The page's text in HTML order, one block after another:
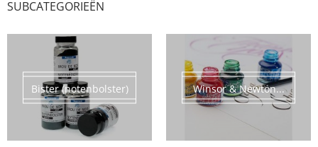
SUBCATEGORIEËN
Bister (notenbolster) Winsor & Newton...